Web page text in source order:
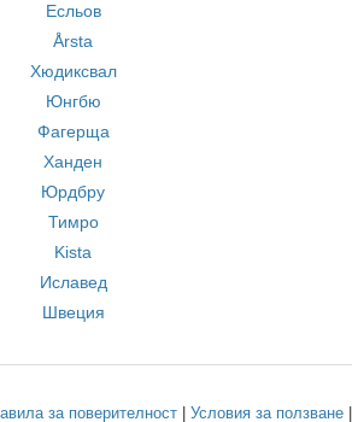
Есльов
Årsta
Хюдиксвал
Юнгбю
Фагерща
Ханден
Юрдбру
Тимро
Kista
Иславед
Швеция
за поверителност Условия за ползване